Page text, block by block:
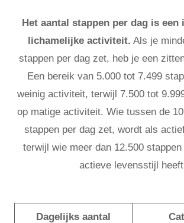
Het aantal stappen per dag is een
lichamelijke activiteit. Als je
stappen per dag zet, heb je een
Een bereik van 5.000 tot 7.499
weinig activiteit, terwijl 7.500 tot
op matige activiteit. Wie tussen de
stappen per dag zet, wordt als
terwijl wie meer dan 12.500
actieve levensstijl
Dagelijks aantal